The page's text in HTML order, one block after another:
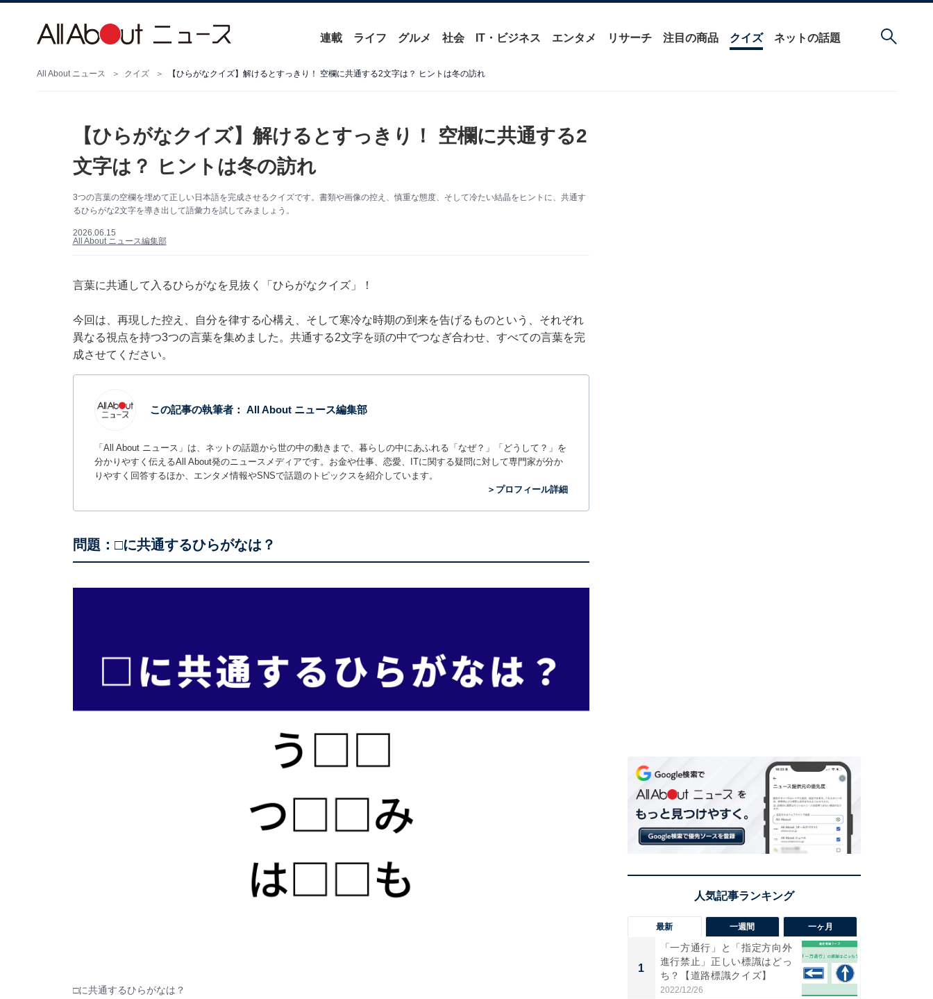
連載 ライフ グルメ 社会 IT・ビジネス エンタメ リサーチ 注目の商品 クイズ ネットの話題
All About ニュース クイズ 【ひらがなクイズ】解けるとすっきり！ 空欄に共通する2文字は？ ヒントは冬の訪れ
【ひらがなクイズ】解けるとすっきり！ 空欄に共通する2
文字は？ ヒントは冬の訪れ
3つの言葉の空欄を埋めて正しい日本語を完成させるクイズです。書類や画像の控え、慎重な態度、そして冷たい結晶をヒントに、共通す
るひらがな2文字を導き出して語彙力を試してみましょう。
2026.06.15
All About ニュース編集部
言葉に共通して入るひらがなを見抜く「ひらがなクイズ」！
今回は、再現した控え、自分を律する心構え、そして寒冷な時期の到来を告げるものという、それぞれ
異なる視点を持つ3つの言葉を集めました。共通する2文字を頭の中でつなぎ合わせ、すべての言葉を完
成させてください。
この記事の執筆者： All About ニュース編集部
「All About ニュース」は、ネットの話題から世の中の動きまで、暮らしの中にあふれる「なぜ？」「どうして？」を
分かりやすく伝えるAll About発のニュースメディアです。お金や仕事、恋愛、ITに関する疑問に対して専門家が分か
りやすく回答するほか、エンタメ情報やSNSで話題のトピックスを紹介しています。
＞プロフィール詳細
問題：□に共通するひらがなは？
□に共通するひらがなは？
最新 一週間 一ヶ月
1
「一方通行」と「指定方向外
進行禁止」正しい標識はどっ
ち？【道路標識クイズ】
2022/12/26